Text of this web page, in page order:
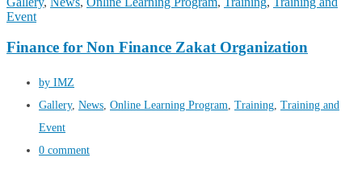
Event
Finance for Non Finance Zakat Organization
by IMZ
Gallery, News, Online Learning Program, Training, Training and
Event
0 comment